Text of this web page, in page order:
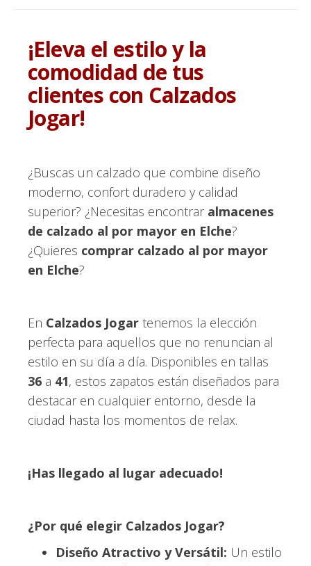
¡Eleva el estilo y la
comodidad de tus
clientes con Calzados
Jogar!
¿Buscas un calzado que combine diseño
moderno, confort duradero y calidad
superior? ¿Necesitas encontrar almacenes
de calzado al por mayor en Elche?
¿Quieres comprar calzado al por mayor
en Elche?
En Calzados Jogar tenemos la elección
perfecta para aquellos que no renuncian al
estilo en su día a día. Disponibles en tallas
36 a 41, estos zapatos están diseñados para
destacar en cualquier entorno, desde la
ciudad hasta los momentos de relax.
¡Has llegado al lugar adecuado!
¿Por qué elegir Calzados Jogar?
Diseño Atractivo y Versátil: Un estilo